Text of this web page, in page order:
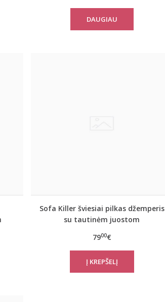
DAUGIAU
Sofa Killer šviesiai pilkas džemperis
su tautinėm juostom
7900€